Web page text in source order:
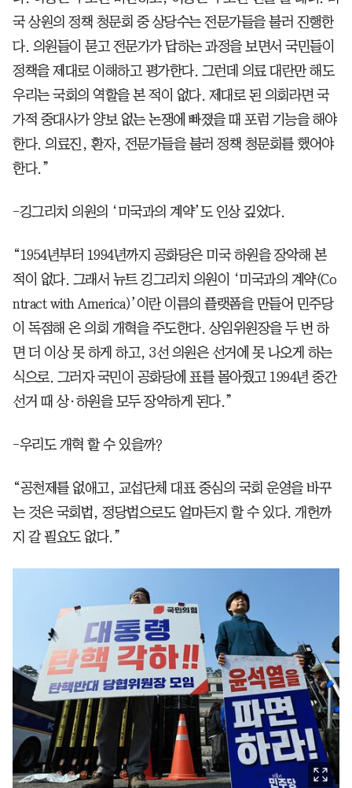
국 상원의 정책 청문회 중 상당수는 전문가들을 불러 진행한
다. 의원들이 묻고 전문가가 답하는 과정을 보면서 국민들이
정책을 제대로 이해하고 평가한다. 그런데 의료 대란만 해도
우리는 국회의 역할을 본 적이 없다. 제대로 된 의회라면 국
가적 중대사가 양보 없는 논쟁에 빠졌을 때 포럼 기능을 해야
한다. 의료진, 환자, 전문가들을 불러 정책 청문회를 했어야
한다.”
-깅그리치 의원의 ‘미국과의 계약’도 인상 깊었다.
“1954년부터 1994년까지 공화당은 미국 하원을 장악해 본
적이 없다. 그래서 뉴트 깅그리치 의원이 ‘미국과의 계약(Co
ntract with America)’이란 이름의 플랫폼을 만들어 민주당
이 독점해 온 의회 개혁을 주도한다. 상임위원장을 두 번 하
면 더 이상 못 하게 하고, 3선 의원은 선거에 못 나오게 하는
식으로. 그러자 국민이 공화당에 표를 몰아줬고 1994년 중간
선거 때 상·하원을 모두 장악하게 된다.”
-우리도 개혁 할 수 있을까?
“공천제를 없애고, 교섭단체 대표 중심의 국회 운영을 바꾸
는 것은 국회법, 정당법으로도 얼마든지 할 수 있다. 개헌까
지 갈 필요도 없다.”